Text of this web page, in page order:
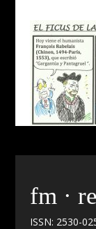
fm ·
ISSN: 2530-